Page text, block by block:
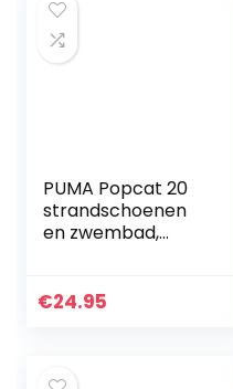
PUMA Popcat 20
strandschoenen
en zwembad,
€24.95